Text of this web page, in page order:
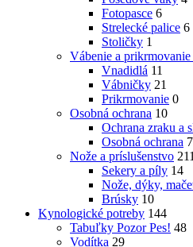
Fotopasce 6
Strelecké palice 6
Stoličky 1
Vábenie a prikrmovanie
Vnadidlá 11
Vábničky 21
Prikrmovanie 0
Osobná ochrana 10
Ochrana zraku a
Osobná ochrana 7
Nože a príslušenstvo 211
Sekery a píly 14
Nože, dýky,
Brúsky 10
Kynologické potreby 144
Tabuľky Pozor Pes! 48
Vodítka 29